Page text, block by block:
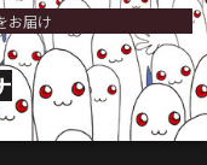
お届け